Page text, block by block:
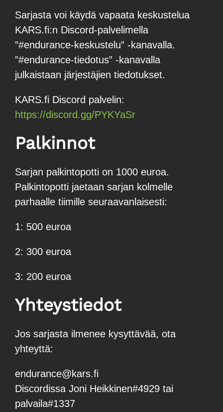
Sarjasta voi käydä vapaata keskustelua
KARS.fi:n Discord-palvelimella
”#endurance-keskustelu” -kanavalla.
”#endurance-tiedotus” -kanavalla
julkaistaan järjestäjien tiedotukset.
KARS.fi Discord palvelin:
https://discord.gg/PYKYaSr
Palkinnot
Sarjan palkintopotti on 1000 euroa.
Palkintopotti jaetaan sarjan kolmelle
parhaalle tiimille seuraavanlaisesti:
1: 500 euroa
2: 300 euroa
3: 200 euroa
Yhteystiedot
Jos sarjasta ilmenee kysyttävää, ota
yhteyttä:
endurance@kars.fi
Discordissa Joni Heikkinen#4929 tai
palvaila#1337